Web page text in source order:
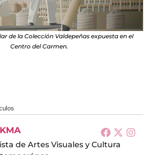
de la Colección Valdepeñas expuesta en el
Centro del Carmen.
de Artes Visuales y Cultura